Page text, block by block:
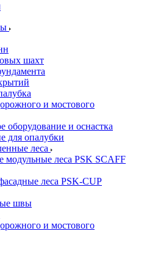
шахт
и мостового
оборудование и оснастка
для опалубки
леса
леса PSK SCAFF
леса PSK-CUP
швы
и мостового